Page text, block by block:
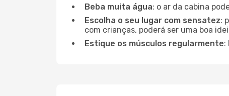
Beba muita água: o ar da cabina
Escolha o seu lugar com sensatez:
com crianças, poderá ser uma boa
Estique os músculos regularmente: